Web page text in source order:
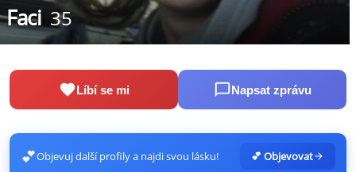
Faci 35
Líbí se mi Napsat zprávu
💕Objevuj další profily a najdi svou lásku! 💕 Objevovat